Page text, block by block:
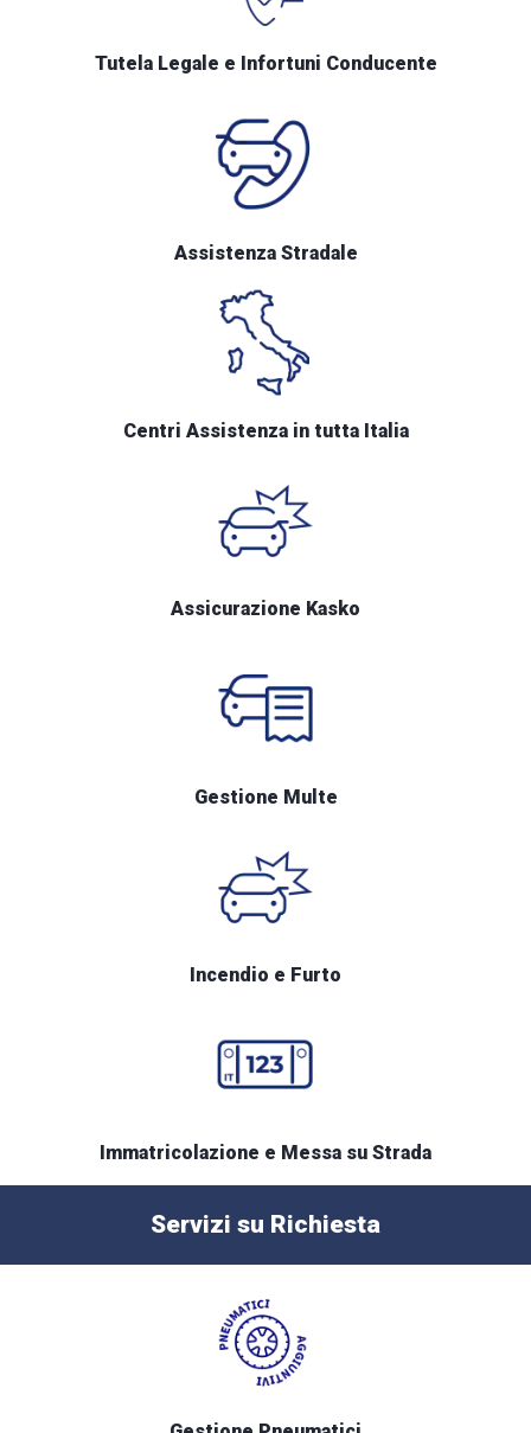
Tutela Legale e Infortuni Conducente
Assistenza Stradale
Centri Assistenza in tutta Italia
Assicurazione Kasko
Gestione Multe
Incendio e Furto
Immatricolazione e Messa su Strada
Servizi su Richiesta